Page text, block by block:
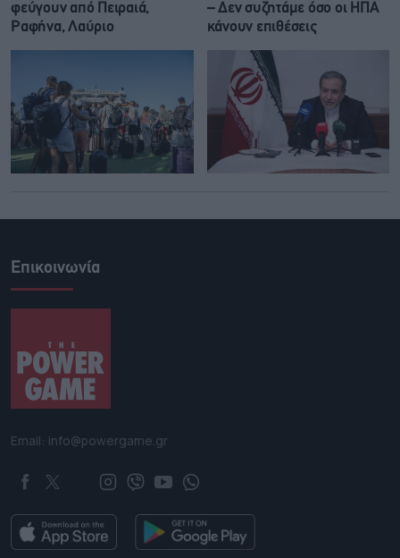
φεύγουν από Πειραιά,
Ραφήνα, Λαύριο
– Δεν συζητάμε όσο οι ΗΠΑ
κάνουν επιθέσεις
Επικοινωνία
Email: info@powergame.gr